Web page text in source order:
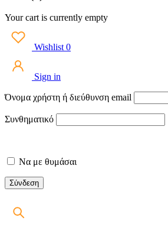
Your cart is currently empty
Wishlist 0
Sign in
Όνομα χρήστη ή διεύθυνση email
Συνθηματικό
Να με θυμάσαι